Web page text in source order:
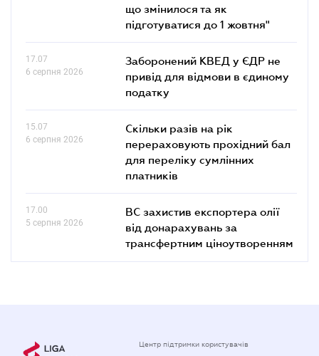
що змінилося та як
підготуватися до 1 жовтня"
17.07
6 серпня 2026
Заборонений КВЕД у ЄДР не
привід для відмови в єдиному
податку
15.07
6 серпня 2026
Скільки разів на рік
перераховують прохідний бал
для переліку сумлінних
платників
17.00
5 серпня 2026
ВС захистив експортера олії
від донарахувань за
трансфертним ціноутворенням
Центр підтримки користувачів